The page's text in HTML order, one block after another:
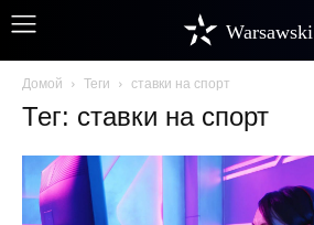
Warsawski
Домой Теги ставки на спорт
Тег: ставки на спорт